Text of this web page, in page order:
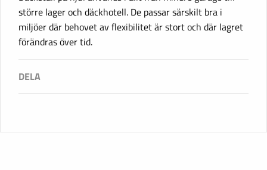
större lager och däckhotell. De passar särskilt bra i
miljöer där behovet av flexibilitet är stort och där lagret
förändras över tid.